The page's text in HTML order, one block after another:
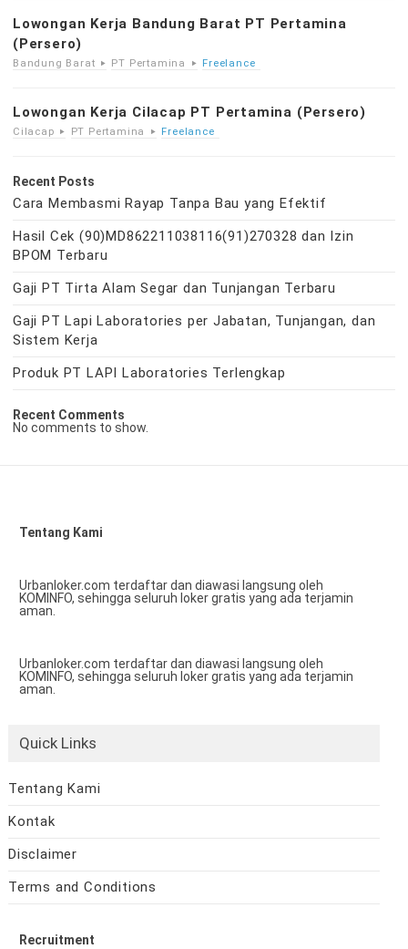
Lowongan Kerja Bandung Barat PT Pertamina
(Persero)
Bandung Barat PT Pertamina Freelance
Lowongan Kerja Cilacap PT Pertamina (Persero)
Cilacap PT Pertamina Freelance
Recent Posts
Cara Membasmi Rayap Tanpa Bau yang Efektif
Hasil Cek (90)MD862211038116(91)270328 dan Izin
BPOM Terbaru
Gaji PT Tirta Alam Segar dan Tunjangan Terbaru
Gaji PT Lapi Laboratories per Jabatan, Tunjangan, dan
Sistem Kerja
Produk PT LAPI Laboratories Terlengkap
Recent Comments
No comments to show.
Tentang Kami
Urbanloker.com terdaftar dan diawasi langsung oleh
KOMINFO, sehingga seluruh loker gratis yang ada terjamin
aman.
Urbanloker.com terdaftar dan diawasi langsung oleh
KOMINFO, sehingga seluruh loker gratis yang ada terjamin
aman.
Quick Links
Tentang Kami
Kontak
Disclaimer
Terms and Conditions
Recruitment